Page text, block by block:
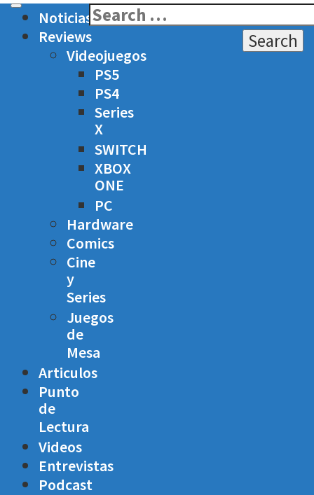
Noticias
Reviews
Videojuegos
PS5
PS4
Series
X
SWITCH
XBOX
ONE
PC
Hardware
Comics
Cine
y
Series
Juegos
de
Mesa
Articulos
Punto
de
Lectura
Videos
Entrevistas
Podcast
Search
for: